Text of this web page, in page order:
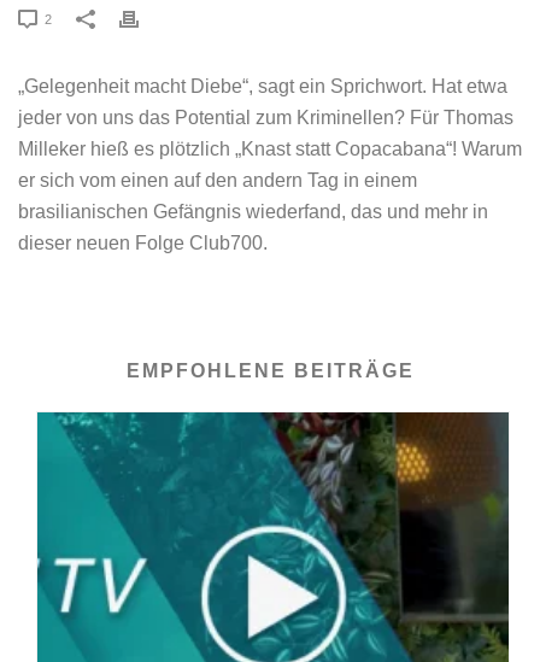
2
„Gelegenheit macht Diebe“, sagt ein Sprichwort. Hat etwa
jeder von uns das Potential zum Kriminellen? Für Thomas
Milleker hieß es plötzlich „Knast statt Copacabana“! Warum
er sich vom einen auf den andern Tag in einem
brasilianischen Gefängnis wiederfand, das und mehr in
dieser neuen Folge Club700.
EMPFOHLENE BEITRÄGE